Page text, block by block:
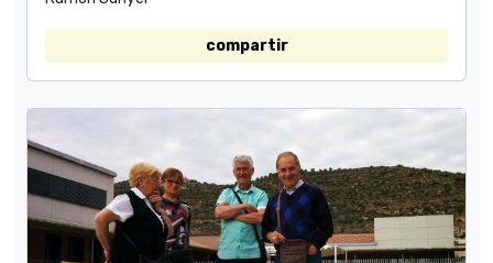
compartir